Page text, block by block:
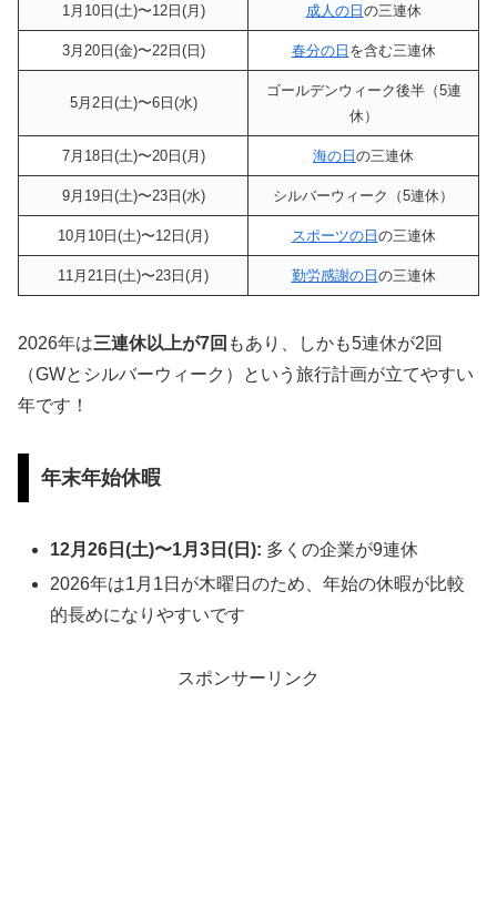
1月10日(土)〜12日(月) 成人の日 の三連休
3月20日(金)〜22日(日) 春分の日 を含む三連休
5月2日(土)〜6日(水)
ゴールデンウィーク後半（5連
休）
7月18日(土)〜20日(月) 海の日 の三連休
9月19日(土)〜23日(水) シルバーウィーク（5連休）
10月10日(土)〜12日(月) スポーツの日 の三連休
11月21日(土)〜23日(月) 勤労感謝の日 の三連休
2026年は三連休以上が7回 もあり、しかも5連休が2回
（GWとシルバーウィーク）という旅行計画が立てやすい
年です！
年末年始休暇
12月26日(土)〜1月3日(日): 多くの企業が9連休
2026年は1月1日が木曜日のため、年始の休暇が比較
的長めになりやすいです
スポンサーリンク